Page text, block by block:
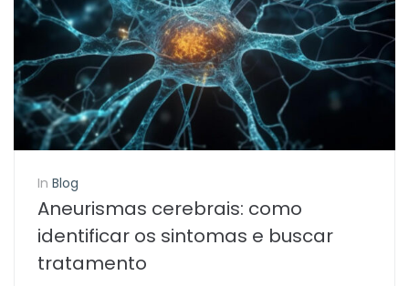
In Blog
Aneurismas cerebrais: como
identificar os sintomas e buscar
tratamento